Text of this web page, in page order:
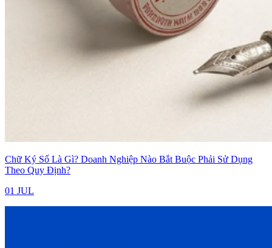
Chữ Ký Số Là Gì? Doanh Nghiệp Nào Bắt Buộc Phải Sử Dụng
Theo Quy Định?
01 JUL